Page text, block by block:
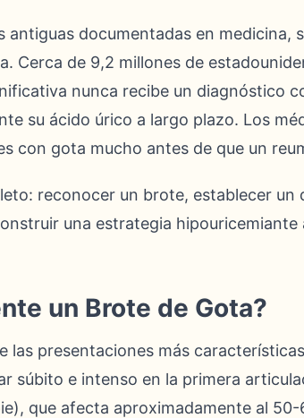
antiguas documentadas en medicina,
Cerca de 9,2 millones de
nunca recibe un diagnóstico
su ácido úrico a largo plazo. Los
con gota mucho antes de que un
reconocer un brote, establecer un
una estrategia hipouricemiante
un Brote de Gota?
las presentaciones más
súbito e intenso en la primera
que afecta aproximadamente al 50-